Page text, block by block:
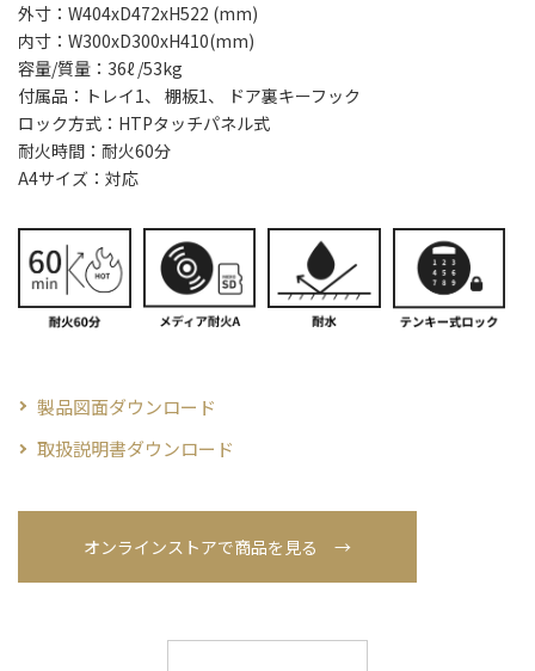
外寸：W404xD472xH522 (mm)
内寸：W300xD300xH410(mm)
容量/質量：36ℓ /53kg
付属品：トレイ1、 棚板1、 ドア裏キーフック
ロック方式：HTPタッチパネル式
耐火時間：耐火60分
A4サイズ：対応
製品図面ダウンロード
取扱説明書ダウンロード
オンラインストアで商品を見る →